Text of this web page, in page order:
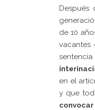
Después
de 10
vacantes
en el
y que